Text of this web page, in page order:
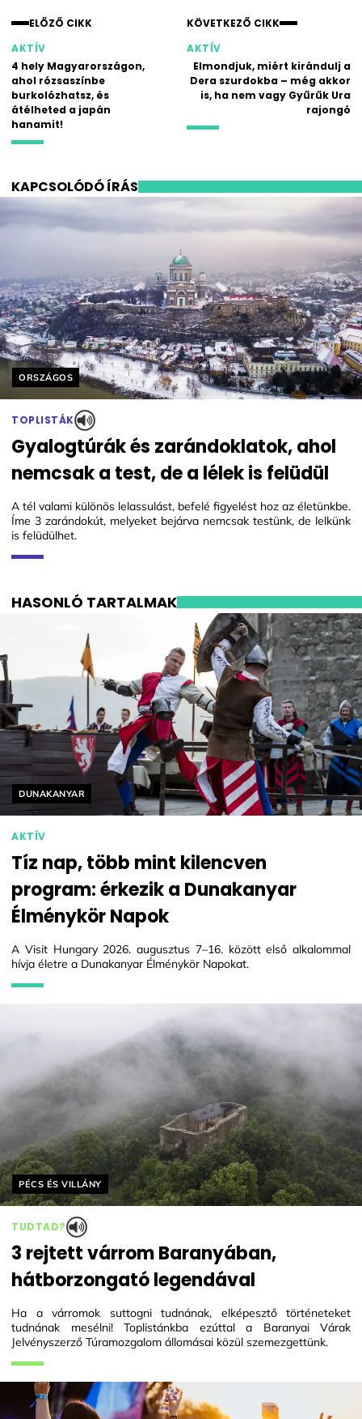
ELŐZŐ CIKK
AKTÍV
4 hely Magyarországon,
ahol rózsaszínbe
burkolózhatsz, és
átélheted a japán
hanamit!
KÖVETKEZŐ CIKK
AKTÍV
Elmondjuk, miért kirándulj a
Dera szurdokba – még akkor
is, ha nem vagy Gyűrűk Ura
rajongó
KAPCSOLÓDÓ ÍRÁS
Helyszín címkék:
ORSZÁGOS
TOPLISTÁK
Gyalogtúrák és zarándoklatok, ahol
nemcsak a test, de a lélek is felüdül
A tél valami különös lelassulást, befelé figyelést hoz az életünkbe.
Íme 3 zarándokút, melyeket bejárva nemcsak testünk, de lelkünk
is felüdülhet.
HASONLÓ TARTALMAK
Helyszín címkék:
DUNAKANYAR
AKTÍV
Tíz nap, több mint kilencven
program: érkezik a Dunakanyar
Élménykör Napok
A Visit Hungary 2026. augusztus 7–16. között első alkalommal
hívja életre a Dunakanyar Élménykör Napokat.
Helyszín címkék:
PÉCS ÉS VILLÁNY
TUDTAD?
3 rejtett várrom Baranyában,
hátborzongató legendával
Ha a várromok suttogni tudnának, elképesztő történeteket
tudnának mesélni! Toplistánkba ezúttal a Baranyai Várak
Jelvényszerző Túramozgalom állomásai közül szemezgettünk.